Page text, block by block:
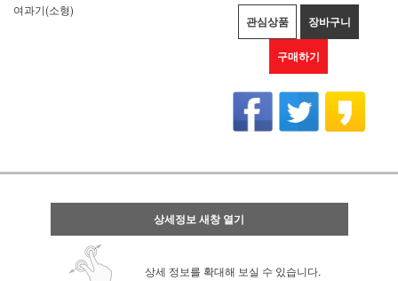
여과기(소형)
관심상품 장바구니
구매하기
상세정보 새창 열기
상세 정보를 확대해 보실 수 있습니다.